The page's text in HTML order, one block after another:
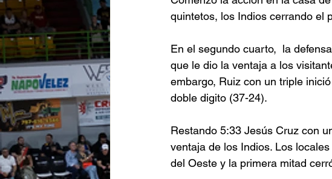
quintetos, los Indios cerrando el
En el segundo cuarto,  la
que le dio la ventaja a los
embargo, Ruiz con un triple
doble digito (37-24).
Restando 5:33 Jesús Cruz con
ventaja de los Indios. Los
del Oeste y la primera mitad